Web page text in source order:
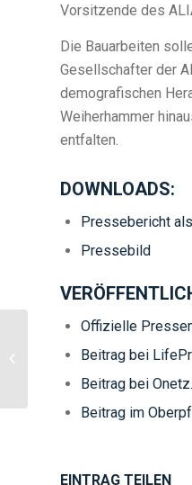
Vorsitzende des
Die Bauarbeiten
Gesellschafter der
demografischen
Weiherhammer
entfalten.
DOWNLOADS:
Pressebericht
Pressebild
Offizielle
Beitrag bei LifePr
Beitrag bei
Beitrag im
EINTRAG TEILEN
Eröffnung des
Stadtlabors
Innenstadt